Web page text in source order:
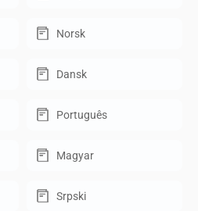
Norsk
Dansk
Português
Magyar
Srpski